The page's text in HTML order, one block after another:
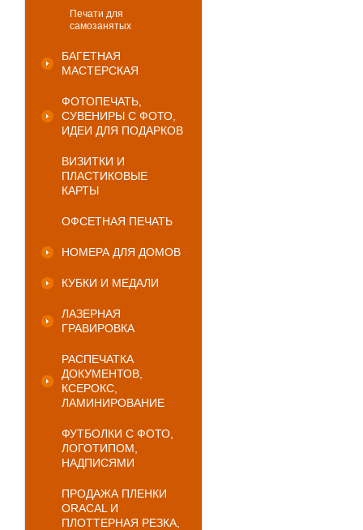
Печати для
самозанятых
БАГЕТНАЯ
МАСТЕРСКАЯ
ФОТОПЕЧАТЬ,
СУВЕНИРЫ С ФОТО,
ИДЕИ ДЛЯ ПОДАРКОВ
ВИЗИТКИ И
ПЛАСТИКОВЫЕ
КАРТЫ
ОФСЕТНАЯ ПЕЧАТЬ
НОМЕРА ДЛЯ ДОМОВ
КУБКИ И МЕДАЛИ
ЛАЗЕРНАЯ
ГРАВИРОВКА
РАСПЕЧАТКА
ДОКУМЕНТОВ,
КСЕРОКС,
ЛАМИНИРОВАНИЕ
ФУТБОЛКИ С ФОТО,
ЛОГОТИПОМ,
НАДПИСЯМИ
ПРОДАЖА ПЛЕНКИ
ORACAL И
ПЛОТТЕРНАЯ РЕЗКА,